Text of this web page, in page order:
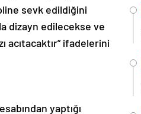
sevk edildiğini
dizayn edilecekse ve
acıtacaktır” ifadelerini
yaptığı